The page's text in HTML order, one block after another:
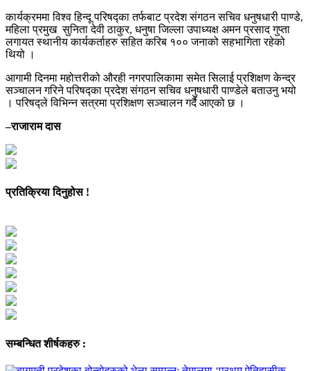
कार्यक्रममा विश्व हिन्दू परिषद्का तर्फबाट प्रदेश संगठन सचिव धनुषधारी पाण्डे,
महिला प्रमुख सुनिता देवी ठाकुर, धनुषा जिल्ला उपाध्यक्ष अमन प्रसाद गुप्ता
लगायत स्थानीय कार्यकर्ताहरु सहित करिब १०० जनाको सहभागिता रहेको
थियो ।
आगामी दिनमा महोत्तरीको औरही नगरपालिकामा समेत सिलाई प्रशिक्षण केन्द्र
सञ्चालन गरिने परिषद्का प्रदेश संगठन सचिव धनुषधारी पाण्डेले बताउनु भयो
। परिषद्ले विभिन्न सत्रमा प्रशिक्षण सञ्चालन गर्दै आएको छ ।
–राजाराम दास
प्रतिक्रिया दिनुहोस !
सम्बन्धित शीर्षकहरु :